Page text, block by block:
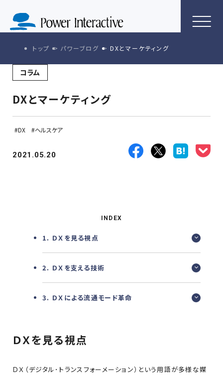
トップ パワーブログ DXとマーケティング
コラム
DXとマーケティング
DX ヘルスケア
2021.05.20
INDEX
1. ＤＸを見る視点
2. ＤＸを支える技術
3. ＤＸによる流通モード革命
ＤＸを見る視点
ＤＸ（デジタル･トランスフォーメーション）という用語が多様な媒